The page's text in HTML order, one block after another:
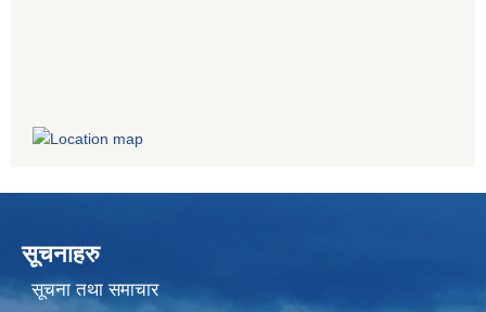
सूचनाहरु
सूचना तथा समाचार